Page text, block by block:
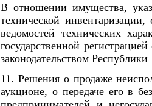
В отношении имущества,
технической
ведомостей технических
государственной
законодательством Республики
11. Решения о продаже
аукционе, о передаче его в